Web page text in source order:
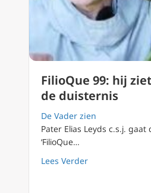
FilioQue 99: hij
de duisternis
De Vader zien
Pater Elias Leyds c.s.j.
‘FilioQue…
Lees Verderabout FilioQue